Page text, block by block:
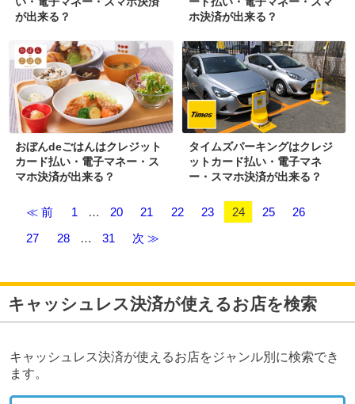
が出来る？
ホ決済が出来る？
おぼんdeごはんはクレジット
カード払い・電子マネー・ス
マホ決済が出来る？
タイムズパーキングはクレジ
ットカード払い・電子マネ
ー・スマホ決済が出来る？
≪ 前 1 … 20 21 22 23 24 25
26
27
28 … 31 次 ≫
キャッシュレス決済が使えるお店を検索
キャッシュレス決済が使えるお店をジャンル別に検索でき
ます。